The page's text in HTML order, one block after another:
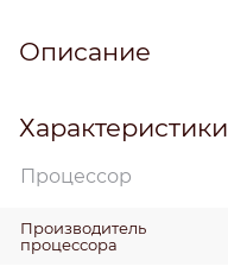
Описание
Характеристики
Процессор
Производитель
процессора